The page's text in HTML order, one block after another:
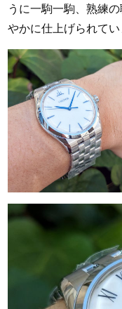
うに一駒一駒、熟練
やかに仕上げられてい